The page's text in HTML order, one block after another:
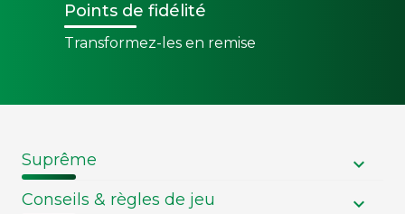
Points de fidélité
Transformez-les en remise
Suprême
Conseils & règles de jeu